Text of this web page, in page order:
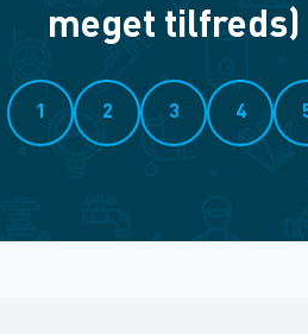
meget tilfreds)
1 2 3 4